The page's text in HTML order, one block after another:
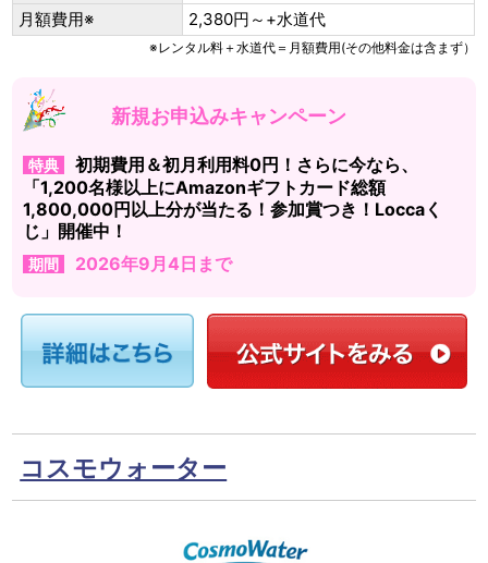
月額費用※
2,380円～+水道代
※レンタル料＋水道代＝月額費用(その他料金は含まず）
新規お申込みキャンペーン
特典
初期費用＆初月利用料0円！さらに今なら、
「1,200名様以上にAmazonギフトカード総額
1,800,000円以上分が当たる！参加賞つき！Loccaく
じ」開催中！
期間 2026年9月4日まで
コスモウォーター